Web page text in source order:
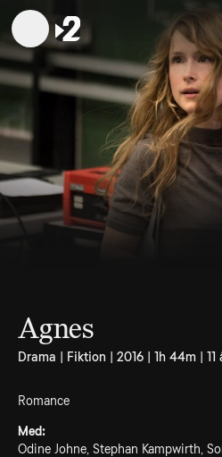
Agnes
Drama | Fiktion | 2016 | 1h 44m | 11
Romance
Med:
Odine Johne, Stephan Kampwirth,